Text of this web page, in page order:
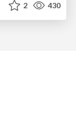
2 430